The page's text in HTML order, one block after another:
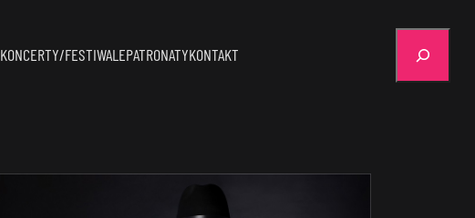
KONCERTY/FESTIWALEPATRONATYKONTAKT